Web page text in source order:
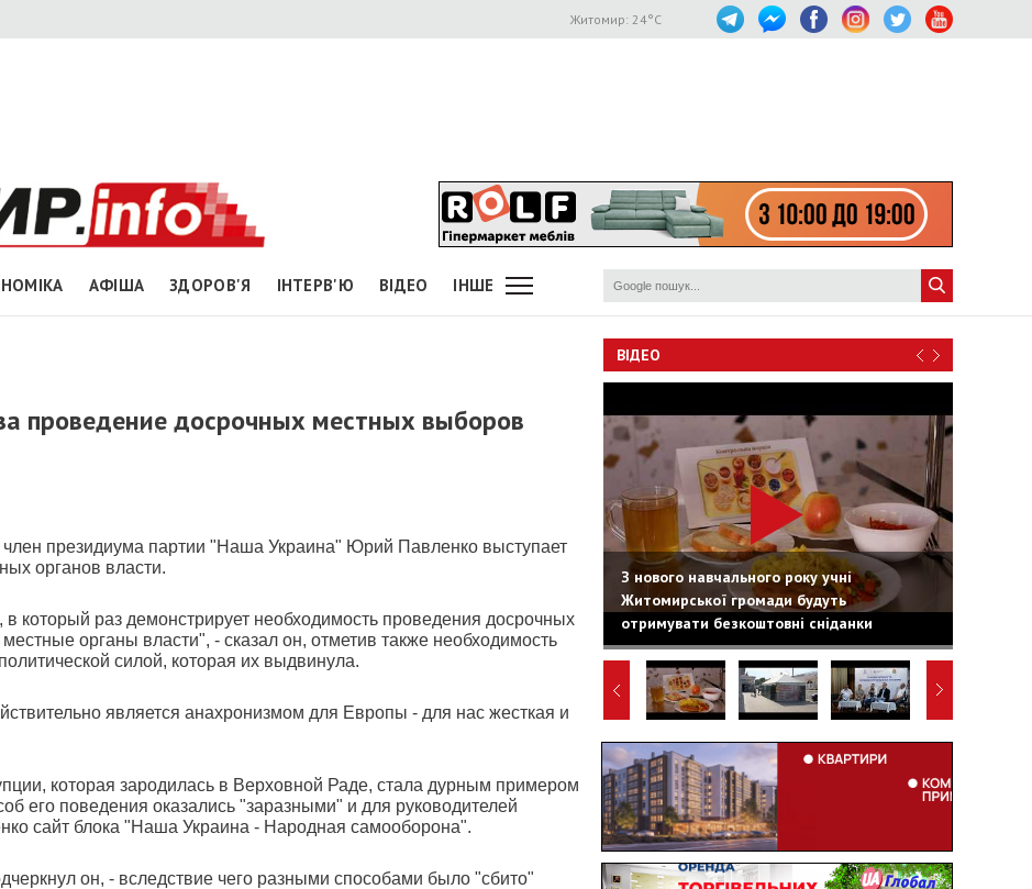
Житомир: 24°C
АФІША ЗДОРОВ'Я ІНТЕРВ'Ю ВІДЕО ІНШЕ
проведение досрочных местных выборов
член президиума партии "Наша Украина" Юрий Павленко выступает
органов власти.
, в который раз демонстрирует необходимость проведения досрочных
органы власти", - сказал он, отметив также необходимость
силой, которая их выдвинула.
является анахронизмом для Европы - для нас жесткая и
которая зародилась в Верховной Раде, стала дурным примером
его поведения оказались "заразными" и для руководителей
сайт блока "Наша Украина - Народная самооборона".
он, - вследствие чего разными способами было "сбито"
ВІДЕО
З нового навчального року учні
Житомирської громади будуть
отримувати безкоштовні сніданки